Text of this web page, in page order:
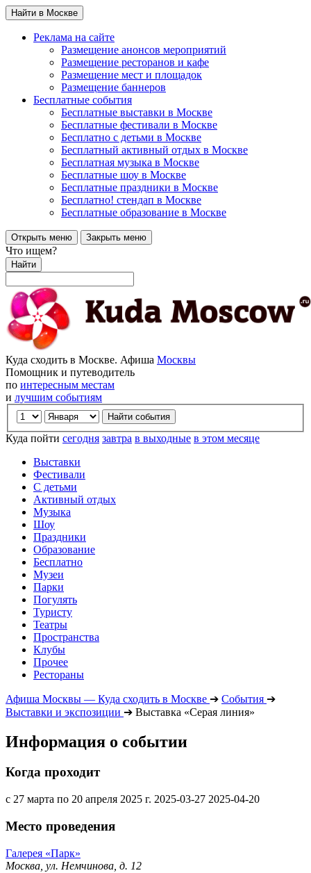
Найти в Москве
Реклама на сайте
Размещение анонсов мероприятий
Размещение ресторанов и кафе
Размещение мест и площадок
Размещение баннеров
Бесплатные события
Бесплатные выставки в Москве
Бесплатные фестивали в Москве
Бесплатно с детьми в Москве
Бесплатный активный отдых в Москве
Бесплатная музыка в Москве
Бесплатные шоу в Москве
Бесплатные праздники в Москве
Бесплатно! стендап в Москве
Бесплатные образование в Москве
Открыть меню Закрыть меню
Что ищем?
Найти
Куда сходить в Москве. Афиша Москвы
Помощник и путеводитель
по интересным местам
и лучшим событиям
Куда пойти сегодня завтра в выходные в этом месяце
Выставки
Фестивали
С детьми
Активный отдых
Музыка
Шоу
Праздники
Образование
Бесплатно
Музеи
Парки
Погулять
Туристу
Театры
Пространства
Клубы
Прочее
Рестораны
Афиша Москвы — Куда сходить в Москве ➔ События ➔
Выставки и экспозиции ➔ Выставка «Серая линия»
Информация о событии
Когда проходит
с 27 марта по 20 апреля 2025 г. 2025-03-27 2025-04-20
Место проведения
Галерея «Парк»
Москва, ул. Немчинова, д. 12